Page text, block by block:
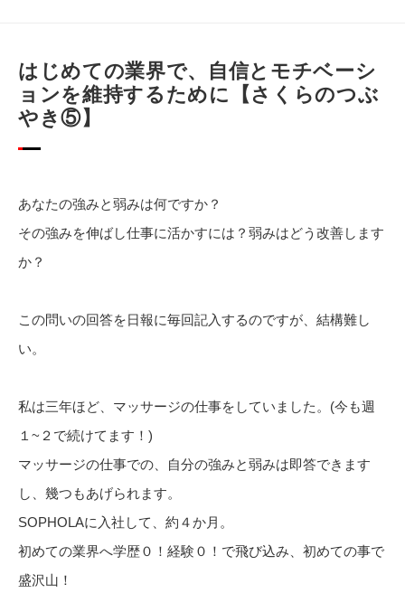
はじめての業界で、自信とモチベーシ
ョンを維持するために【さくらのつぶ
やき⑤】
あなたの強みと弱みは何ですか？
その強みを伸ばし仕事に活かすには？弱みはどう改善します
か？
この問いの回答を日報に毎回記入するのですが、結構難し
い。
私は三年ほど、マッサージの仕事をしていました。(今も週
１~２で続けてます！)
マッサージの仕事での、自分の強みと弱みは即答できます
し、幾つもあげられます。
SOPHOLAに入社して、約４か月。
初めての業界へ学歴０！経験０！で飛び込み、初めての事で
盛沢山！